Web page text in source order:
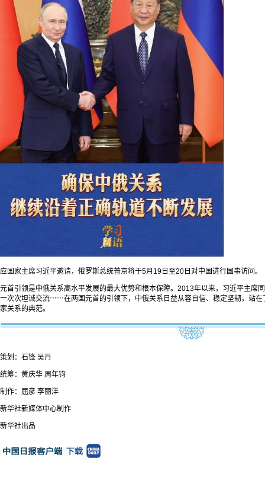
应国家主席习近平邀请，俄罗斯总统普京将于5月19日至20日对中国进行国事访问。
元首引领是中俄关系高水平发展的最大优势和根本保障。2013年以来，习近平主席
一次次坦诚交流⋯⋯在两国元首的引领下，中俄关系日益从容自信、稳定坚韧，站在
家关系的典范。
策划：石锋 吴丹
统筹：黄庆华 周年钧
制作：屈彦 李丽洋
新华社新媒体中心制作
新华社出品